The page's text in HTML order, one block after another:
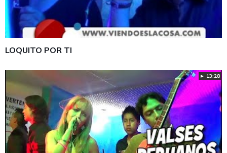
LOQUITO POR TI
► 13:28